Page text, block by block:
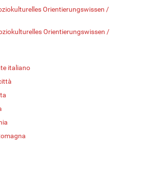
Orientierungswissen /
Orientierungswissen /
italiano